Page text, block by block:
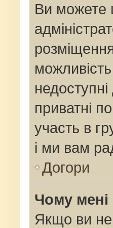
Ви можете
приватні
участь в
і ми вам
Догори
Чому мені
Якщо ви не